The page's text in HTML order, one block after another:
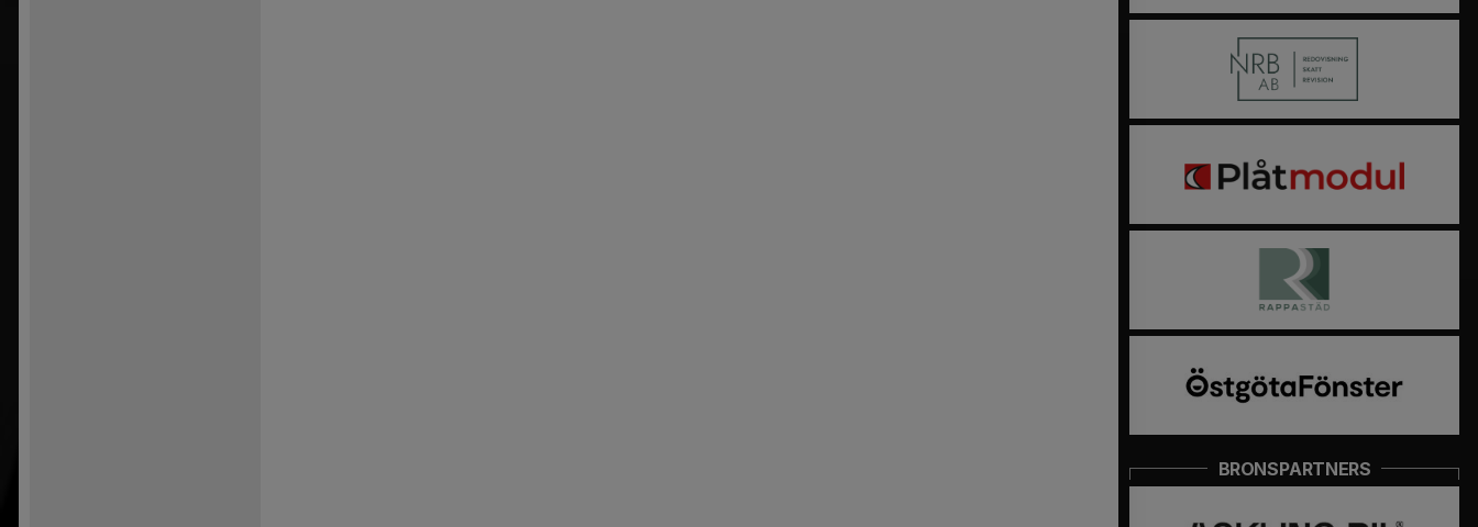
BRONSPARTNERS